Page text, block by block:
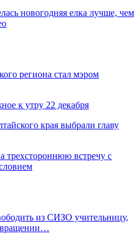
новогодняя елка лучше, чем
региона стал мэром
к утру 22 декабря
края выбрали главу
трехстороннюю встречу с
из СИЗО учительницу,